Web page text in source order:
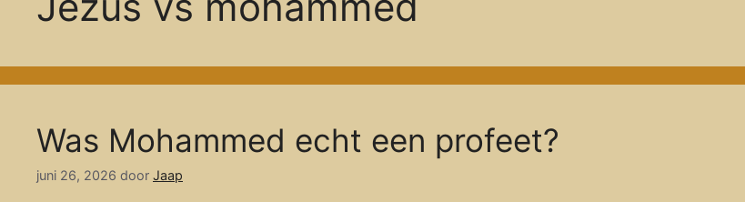
Was Mohammed echt een profeet?
juni 26, 2026 door Jaap